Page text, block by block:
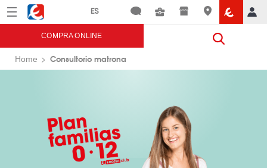
Menú Eroski
COMPRA ONLINE
Home Consultorio matrona